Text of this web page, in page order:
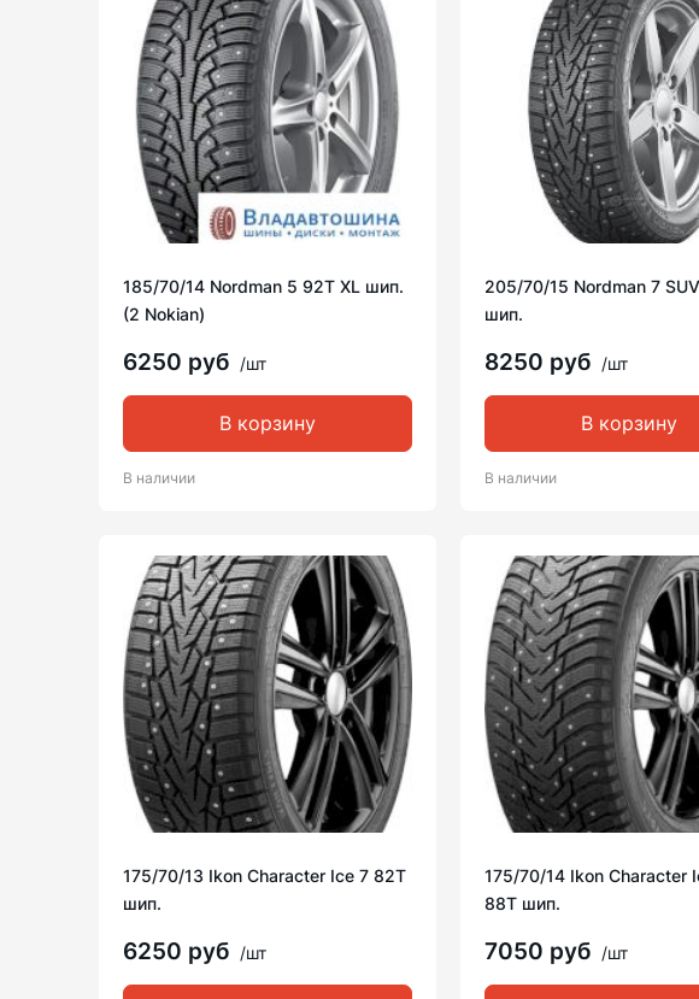
185/70/14 Nordman 5 92T XL шип.
(2 Nokian)
6250 руб /шт
В корзину
В наличии
205/70/15 Nordman 7
шип.
8250 руб /шт
В корзину
В наличии
175/70/13 Ikon Character Ice 7 82T
шип.
6250 руб /шт
175/70/14 Ikon Character
88T шип.
7050 руб /шт